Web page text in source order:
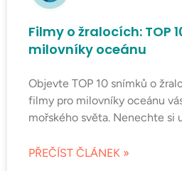
Filmy o žralocích: TOP
milovníky oceánu
Objevte TOP 10 snímků o
filmy pro milovníky oceánu
mořského světa. Nenechte si
PŘEČÍST ČLÁNEK »